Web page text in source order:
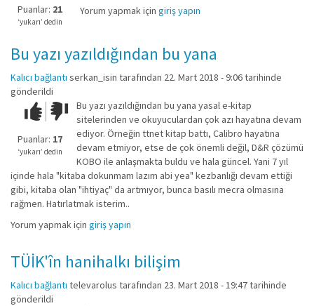
iyi
değil!
Puanlar: 21
‘yukarı’ dedin
Yorum yapmak için giriş yapın
Bu yazı yazıldığından bu yana
Kalıcı bağlantı serkan_isin tarafından 22. Mart 2018 - 9:06 tarihinde
gönderildi
Çok iyi!O
kadar
iyi
değil!
Puanlar: 17
‘yukarı’ dedin
Bu yazı yazıldığından bu yana yasal e-kitap
sitelerinden ve okuyuculardan çok azı hayatına devam
ediyor. Örneğin ttnet kitap battı, Calibro hayatına
devam etmiyor, etse de çok önemli değil, D&R çözümü
KOBO ile anlaşmakta buldu ve hala güncel. Yani 7 yıl
içinde hala "kitaba dokunmam lazım abi yea" kezbanlığı devam ettiği
gibi, kitaba olan "ihtiyaç" da artmıyor, bunca basılı mecra olmasına
rağmen. Hatırlatmak isterim..
Yorum yapmak için giriş yapın
TÜİK'în hanihalkı bilişim
Kalıcı bağlantı televarolus tarafından 23. Mart 2018 - 19:47 tarihinde
gönderildi